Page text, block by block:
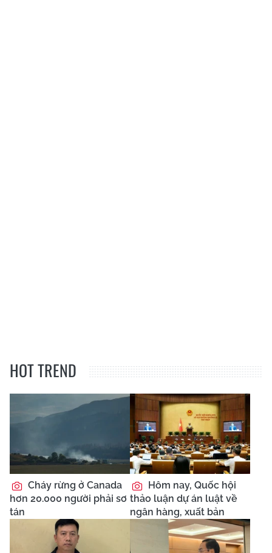
HOT TREND
Cháy rừng ở Canada
hơn 20.000 người phải sơ
tán
Hôm nay, Quốc hội
thảo luận dự án luật về
ngân hàng, xuất bản